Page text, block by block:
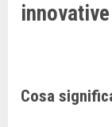
Cosa